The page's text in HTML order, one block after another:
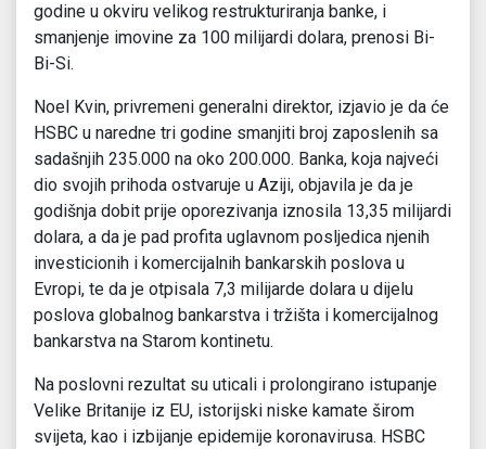
godine u okviru velikog restrukturiranja banke, i
smanjenje imovine za 100 milijardi dolara, prenosi Bi-
Bi-Si.
Noel Kvin, privremeni generalni direktor, izjavio je da će
HSBC u naredne tri godine smanjiti broj zaposlenih sa
sadašnjih 235.000 na oko 200.000. Banka, koja najveći
dio svojih prihoda ostvaruje u Aziji, objavila je da je
godišnja dobit prije oporezivanja iznosila 13,35 milijardi
dolara, a da je pad profita uglavnom posljedica njenih
investicionih i komercijalnih bankarskih poslova u
Evropi, te da je otpisala 7,3 milijarde dolara u dijelu
poslova globalnog bankarstva i tržišta i komercijalnog
bankarstva na Starom kontinetu.
Na poslovni rezultat su uticali i prolongirano istupanje
Velike Britanije iz EU, istorijski niske kamate širom
svijeta, kao i izbijanje epidemije koronavirusa. HSBC